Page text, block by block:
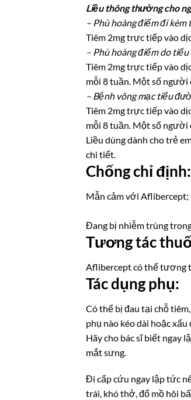
Liều thông thường cho
– Phù hoàng điểm đi
Tiêm 2mg trực tiếp vào
– Phù hoàng điểm do
Tiêm 2mg trực tiếp vào
mỗi 8 tuần. Một số người
– Bệnh võng mạc tiểu
Tiêm 2mg trực tiếp vào
mỗi 8 tuần. Một số người
Liều dùng dành cho trẻ
chi tiết.
Chống chỉ định:
Mẫn cảm với Aflibercept;
Đang bị nhiễm trùng
Tương tác
Aflibercept có thể tương
Tác dụng phụ:
Có thể bị đau tại chỗ
phụ nào kéo dài hoặc xấu
Hãy cho bác sĩ biết ngay
mắt sưng.
Đi cấp cứu ngay lập tức
trái, khó thở, đổ mồ hôi